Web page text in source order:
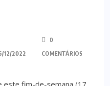
12/2022
0
COMENTÁRIOS
este fim-de-semana (17